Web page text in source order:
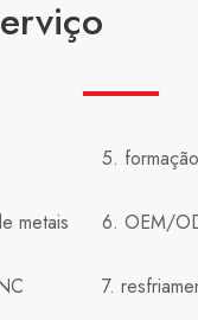
metais
5. formação
6. OEM/
7.